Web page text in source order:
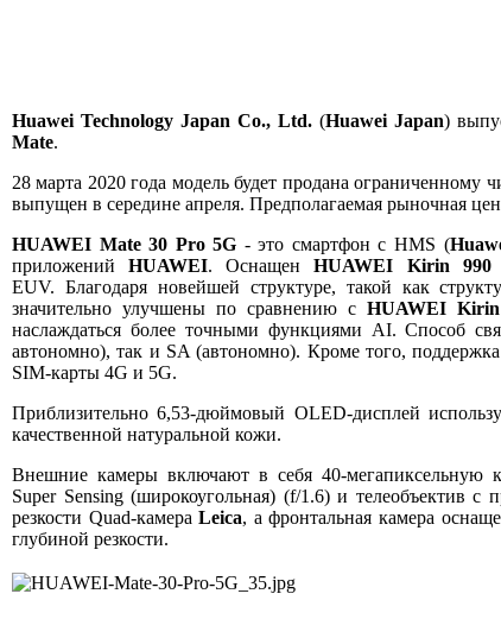
Huawei Technology Japan Co., Ltd. (Huawei Japan)
Mate.
28 марта 2020 года модель будет продана ограниченному
выпущен в середине апреля. Предполагаемая рыночная
HUAWEI Mate 30 Pro 5G - это смартфон с HMS (
приложенийHUAWEI. ОснащенHUAWEI Kirin 990
EUV. Благодаря новейшей структуре, такой как
значительно улучшены по сравнению сHUAWEI
наслаждаться более точными функциями AI. Способ
автономно), так и SA (автономно). Кроме того,
SIM-карты 4G и 5G.
Приблизительно 6,53-дюймовый OLED-дисплей
качественной натуральной кожи.
Внешние камеры включают в себя 40-мегапиксельную
Super Sensing (широкоугольная) (f/1.6) и телеобъектив
резкости Quad-камераLeica, а фронтальная камера
глубиной резкости.